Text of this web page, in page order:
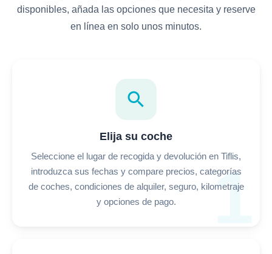
disponibles, añada las opciones que necesita y reserve
en línea en solo unos minutos.
1
search
Elija su coche
Seleccione el lugar de recogida y devolución en Tiflis,
introduzca sus fechas y compare precios, categorías
de coches, condiciones de alquiler, seguro, kilometraje
y opciones de pago.